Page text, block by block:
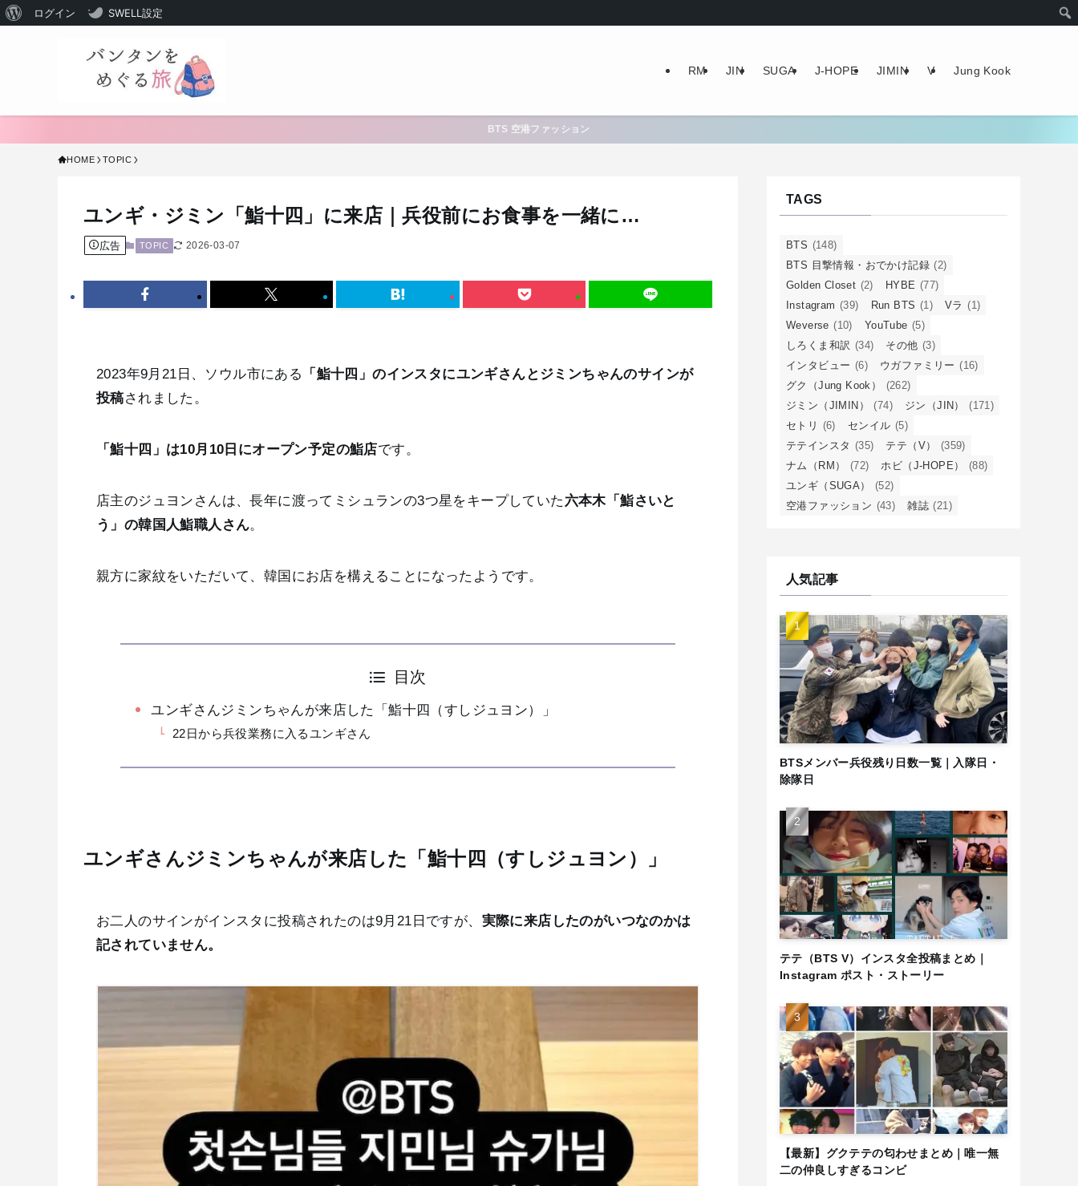
WordPress
て
ログイン SWELL設定
RM JIN SUGA J-HOPE JIMIN V Jung Kook
BTS 空港ファッション
HOME TOPIC
ユンギ・ジミン「鮨十四」に来店｜兵役前にお食事を一緒に…
広告 TOPIC 2026-03-07
2023年9月21日、ソウル市にある
「鮨十四」のインスタにユンギさんとジミンちゃんのサインが
投稿されました。
「鮨十四」は10月10日にオープン予定の鮨店です。
店主のジュヨンさんは、長年に渡ってミシュランの3つ星をキープしていた 六本木「鮨さいと
う」の韓国人鮨職人さん。
親方に家紋をいただいて、韓国にお店を構えることになったようです。
目次
ユンギさんジミンちゃんが来店した「鮨十四（すしジュヨン）」
22日から兵役業務に入るユンギさん
ユンギさんジミンちゃんが来店した「鮨十四（すしジュヨン）」
お二人のサインがインスタに投稿されたのは9月21日ですが、 実際に来店したのがいつなのかは
記されていません。
TAGS
BTS (148)
BTS 目撃情報・おでかけ記録 (2)
Golden Closet (2) HYBE (77)
Instagram (39) Run BTS (1) Vラ (1)
Weverse (10) YouTube (5)
しろくま和訳 (34) その他 (3)
インタビュー (6) ウガファミリー (16)
グク（Jung Kook）
(262)
ジミン（JIMIN）
(74) ジン（JIN）
(171)
セトリ (6) センイル (5)
テテインスタ (35) テテ（V）
(359)
ナム（RM）
(72) ホビ（J-HOPE）
(88)
ユンギ（SUGA）
(52)
空港ファッション (43) 雑誌 (21)
人気記事
BTSメンバー兵役残り日数一覧｜入隊日・
除隊日
テテ（BTS V）インスタ全投稿まとめ｜
Instagram ポスト・ストーリー
【最新】グクテテの匂わせまとめ｜唯一無
二の仲良しすぎるコンビ